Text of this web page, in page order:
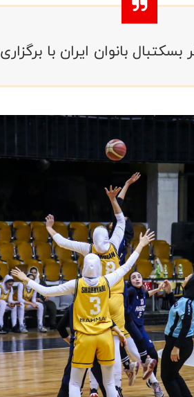
ایران با برگزاری ۳ دیدار دنبال شد.